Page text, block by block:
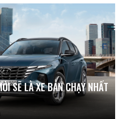
SẼ LÀ XE BÁN CHẠY NHẤT